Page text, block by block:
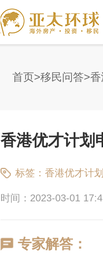
首页 移民问答
香港优才计划
标签： 香港优才计
时间：2023-03-01
专家解答：